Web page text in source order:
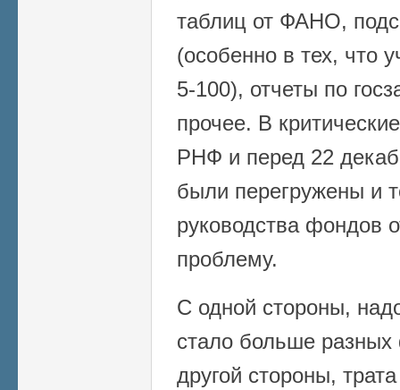
таблиц от ФАНО,
(особенно в тех, что
5-100), отчеты по
прочее. В
РНФ и перед 22
были перегружены и
руководства фондов
проблему.
С одной стороны,
стало больше
другой стороны,